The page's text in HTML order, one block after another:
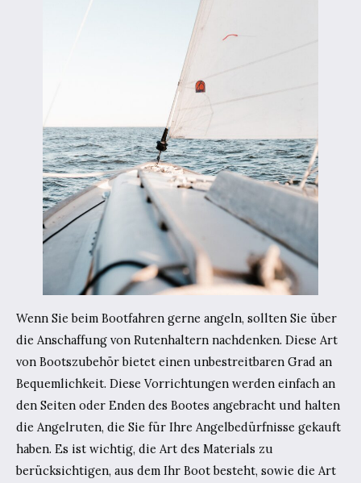
Wenn Sie beim Bootfahren gerne angeln, sollten Sie über
die Anschaffung von Rutenhaltern nachdenken. Diese Art
von Bootszubehör bietet einen unbestreitbaren Grad an
Bequemlichkeit. Diese Vorrichtungen werden einfach an
den Seiten oder Enden des Bootes angebracht und halten
die Angelruten, die Sie für Ihre Angelbedürfnisse gekauft
haben. Es ist wichtig, die Art des Materials zu
berücksichtigen, aus dem Ihr Boot besteht, sowie die Art